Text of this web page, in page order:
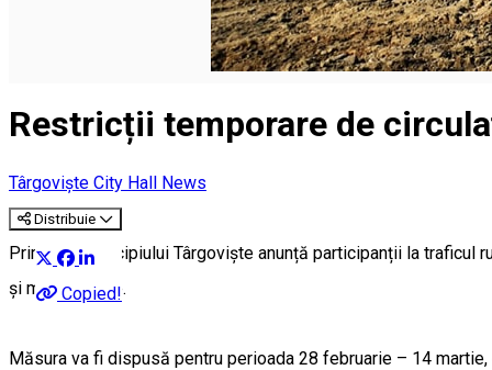
Restricții temporare de
Târgoviște City Hall News
Distribuie
Copied!
Primăria Municipiului Târgoviște anunță participanții la traficul
și modernizare.
Măsura va fi dispusă pentru perioada 28 februarie – 14